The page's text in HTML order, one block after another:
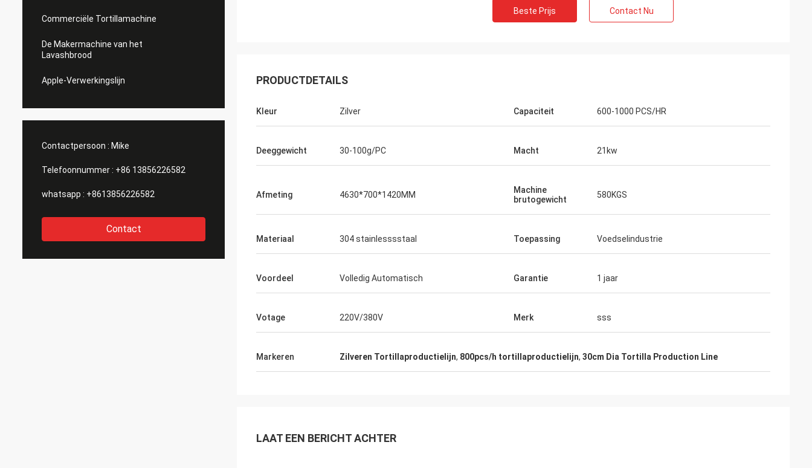
Commerciële Tortillamachine
De Makermachine van het
Lavashbrood
Apple-Verwerkingslijn
Contactpersoon : Mike
Telefoonnummer : +86 13856226582
whatsapp : +8613856226582
Contact
Beste Prijs Contact Nu
PRODUCTDETAILS
Kleur Zilver Capaciteit 600-1000 PCS/HR
Deeggewicht 30-100g/PC Macht 21kw
Afmeting 4630*700*1420MM
Machine
brutogewicht
580KGS
Materiaal 304 stainlesssstaal Toepassing Voedselindustrie
Voordeel Volledig Automatisch Garantie 1 jaar
Votage 220V/380V Merk sss
Markeren Zilveren Tortillaproductielijn, 800pcs/h tortillaproductielijn, 30cm Dia Tortilla Production Line
LAAT EEN BERICHT ACHTER